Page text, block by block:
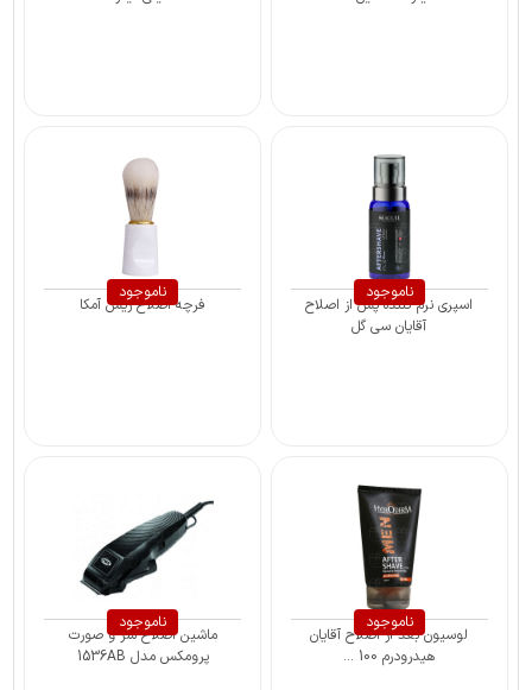
ناموجود
اسپری نرم کننده پس از اصلاح
آقایان سی گل
ناموجود
فرچه اصلاح ریش آمکا
ناموجود
لوسیون بعد از اصلاح آقایان
هیدرودرم 100 ...
ناموجود
ماشین اصلاح سر و صورت
پرومکس مدل 1536AB